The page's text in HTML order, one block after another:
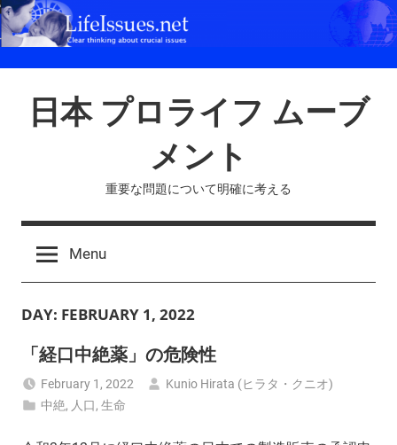
Skip
to
日本 プロライフ ムーブ
メント
重要な問題について明確に考える
Menu
DAY: FEBRUARY 1, 2022
「経口中絶薬」の危険性
February 1, 2022
Kunio Hirata (ヒラタ・クニオ)
中絶, 人口,生命